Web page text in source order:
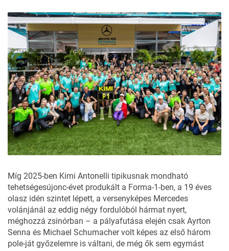
Míg 2025-ben Kimi Antonelli tipikusnak mondható
tehetségesújonc-évet produkált a Forma-1-ben, a 19 éves
olasz idén szintet lépett, a versenyképes Mercedes
volánjánál az eddig négy fordulóból hármat nyert,
méghozzá zsinórban – a pályafutása elején csak Ayrton
Senna és Michael Schumacher volt képes az első három
pole-ját győzelemre is váltani, de még ők sem egymást